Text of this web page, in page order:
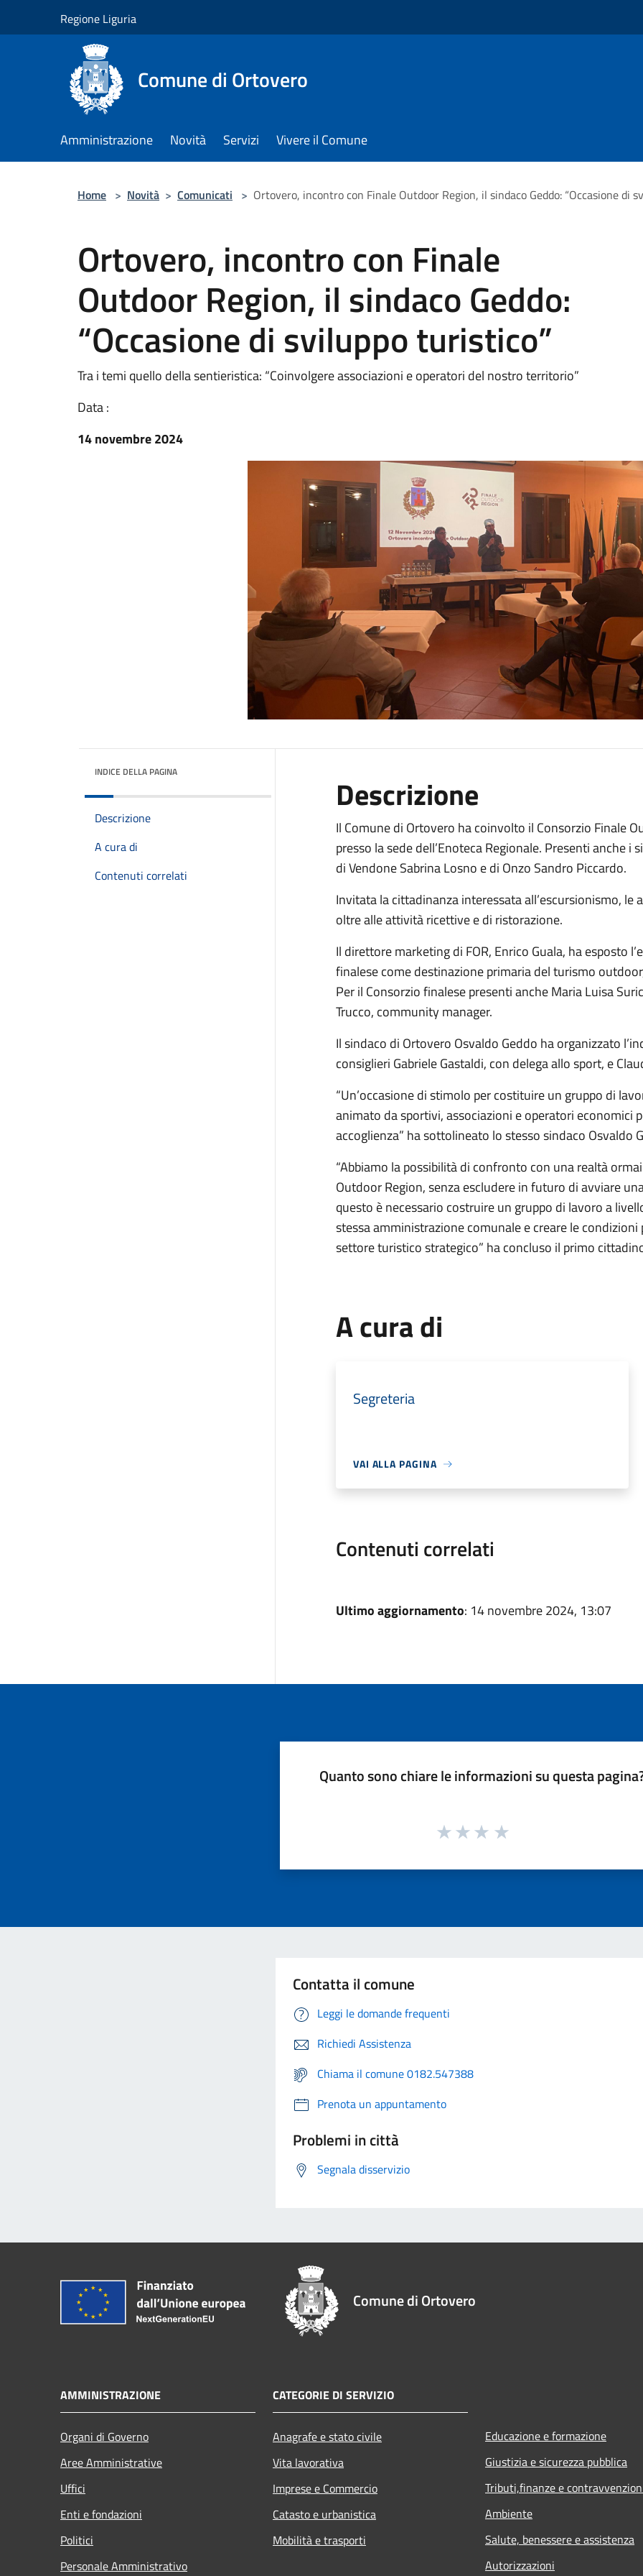
Regione Liguria
Comune di Ortovero
Amministrazione Novità Servizi Vivere il Comune
Home > Novità > Comunicati > Ortovero, incontro con Finale Outdoor Region, il sindaco Geddo: “Occasione di
Ortovero, incontro con Finale
Outdoor Region, il sindaco Geddo:
“Occasione di sviluppo turistico”
Tra i temi quello della sentieristica: “Coinvolgere associazioni e operatori del nostro territorio”
Data :
14 novembre 2024
INDICE DELLA PAGINA
Descrizione
A cura di
Contenuti correlati
Descrizione
Il Comune di Ortovero ha coinvolto il Consorzio Finale
presso la sede dell’Enoteca Regionale. Presenti anche
di Vendone Sabrina Losno e di Onzo Sandro Piccardo.
Invitata la cittadinanza interessata all’escursionismo,
oltre alle attività ricettive e di ristorazione.
Il direttore marketing di FOR, Enrico Guala, ha esposto
finalese come destinazione primaria del turismo
Per il Consorzio finalese presenti anche Maria Luisa
Trucco, community manager.
Il sindaco di Ortovero Osvaldo Geddo ha organizzato
consiglieri Gabriele Gastaldi, con delega allo sport, e
“Un’occasione di stimolo per costituire un gruppo di
animato da sportivi, associazioni e operatori economici
accoglienza” ha sottolineato lo stesso sindaco Osvaldo
“Abbiamo la possibilità di confronto con una realtà
Outdoor Region, senza escludere in futuro di avviare
questo è necessario costruire un gruppo di lavoro a
stessa amministrazione comunale e creare le
settore turistico strategico” ha concluso il primo
A cura di
Segreteria
VAI ALLA PAGINA
Contenuti correlati
Ultimo aggiornamento: 14 novembre 2024, 13:07
Quanto sono chiare le informazioni su questa
Contatta il comune
Leggi le domande frequenti
Richiedi Assistenza
Chiama il comune 0182.547388
Prenota un appuntamento
Problemi in città
Segnala disservizio
Comune di Ortovero
AMMINISTRAZIONE
Organi di Governo
Aree Amministrative
Uffici
Enti e fondazioni
Politici
Personale Amministrativo
CATEGORIE DI SERVIZIO
Anagrafe e stato civile
Vita lavorativa
Imprese e Commercio
Catasto e urbanistica
Mobilità e trasporti
Educazione e formazione
Giustizia e sicurezza pubblica
Tributi,finanze e
Ambiente
Salute, benessere e assistenza
Autorizzazioni